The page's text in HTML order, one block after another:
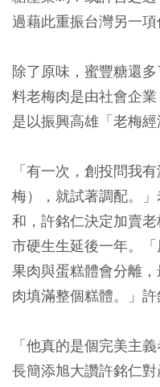
過藉此重振台灣另一
除了原味，蜜豐糖還
料老梅肉是由社會企
是以振興高雄「老梅經
「有一次，創投問我
梅），就試著調配。
和，許銘仁決定加賣
市硬生生延後一年。
果肉與蛋糕體會分離
肉填滿整個糕體。」許
「他真的是個完美主
長簡添旭大讚許銘仁對